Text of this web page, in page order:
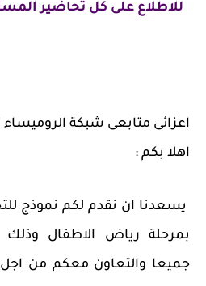
للاطلاع على كل تحاضير
اعزائى متابعى شبكة
اهلا بكم :
يسعدنا ان نقدم لكم نموذج
بمرحلة رياض الاطفال
جميعا والتعاون معكم من اجل